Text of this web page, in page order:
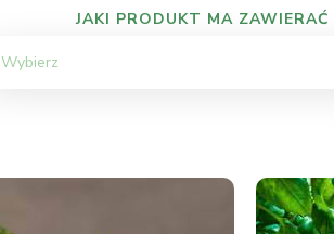
JAKI PRODUKT MA ZAWIERAĆ
Wybierz